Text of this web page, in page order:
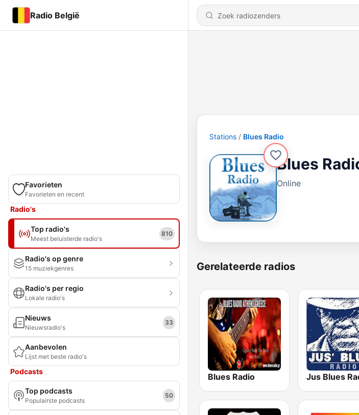
Radio België
Favorieten
Favorieten en recent
Radio's
Top radio's
Meest beluisterde radio's
810
Radio's op genre
15 muziekgenres
Radio's per regio
Lokale radio's
Nieuws
Nieuwsradio's
33
Aanbevolen
Lijst met beste radio's
Podcasts
Top podcasts
Populairste podcasts
50
Stations Blues Radio
Blues
Online
Gerelateerde radios
Blues Radio Jus Blues